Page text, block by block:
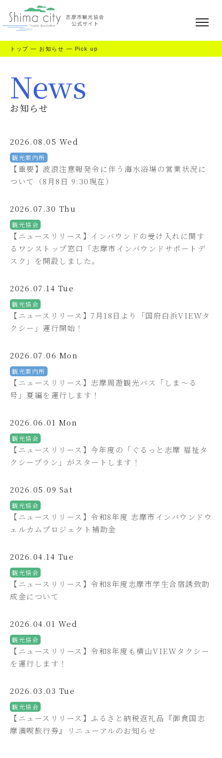
トップ — お知らせ — Pick up
News
お知らせ
2026.08.05 Wed
観光案内所
【重要】波浪注意報発令に伴う海水浴場の営業状況に
ついて（8月8日 9:30現在）
2026.07.30 Thu
観光協会
【ニュースリリース】インバウンドの受け入れに関す
るワンストップ窓口「志摩市インバウンドサポートデ
スク」を開設しました。
2026.07.14 Tue
観光協会
【ニュースリリース】7月18日より「国府白浜VIEWタ
クシー」運行開始！
2026.07.06 Mon
観光案内所
【ニュースリリース】志摩周遊観光バス「しま～る
号」夏編を運行します！
2026.06.01 Mon
観光協会
【ニュースリリース】今年度の「ぐるっと志摩 福祉タ
クシープラン」がスタートします！
2026.05.09 Sat
観光協会
【ニュースリリース】令和8年度 志摩市インバウンドウ
ェルカムプロジェクト補助金
2026.04.14 Tue
観光協会
【ニュースリリース】令和8年度志摩市学生合宿誘致助
成金について
2026.04.01 Wed
観光協会
【ニュースリリース】令和8年度も横山VIEWタクシー
を運行します！
2026.03.03 Tue
観光協会
【ニュースリリース】ふるさと納税返礼品『御食国志
摩満喫旅行券』リニューアルのお知らせ